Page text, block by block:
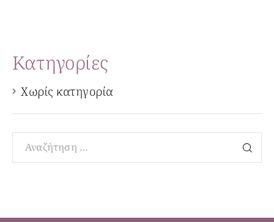
Kατηγορίες
Χωρίς κατηγορία